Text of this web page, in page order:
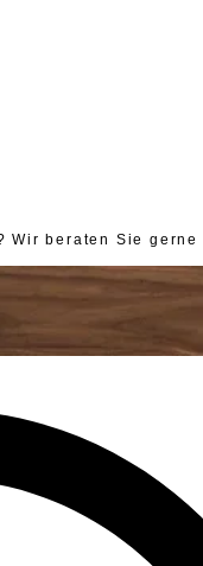
beraten Sie